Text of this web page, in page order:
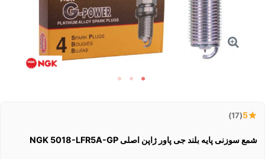
5
(17)
شمع سوزنی پایه بلند جی پاور ژاپن اصلی NGK 5018-LFR5A-GP